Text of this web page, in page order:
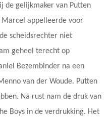
de gelijkmaker van Putten
appelleerde voor
scheidsrechter niet
geheel terecht op
Bezembinder na een
van der Woude. Putten
Na rust nam de druk van
Boys in de verdrukking. Het